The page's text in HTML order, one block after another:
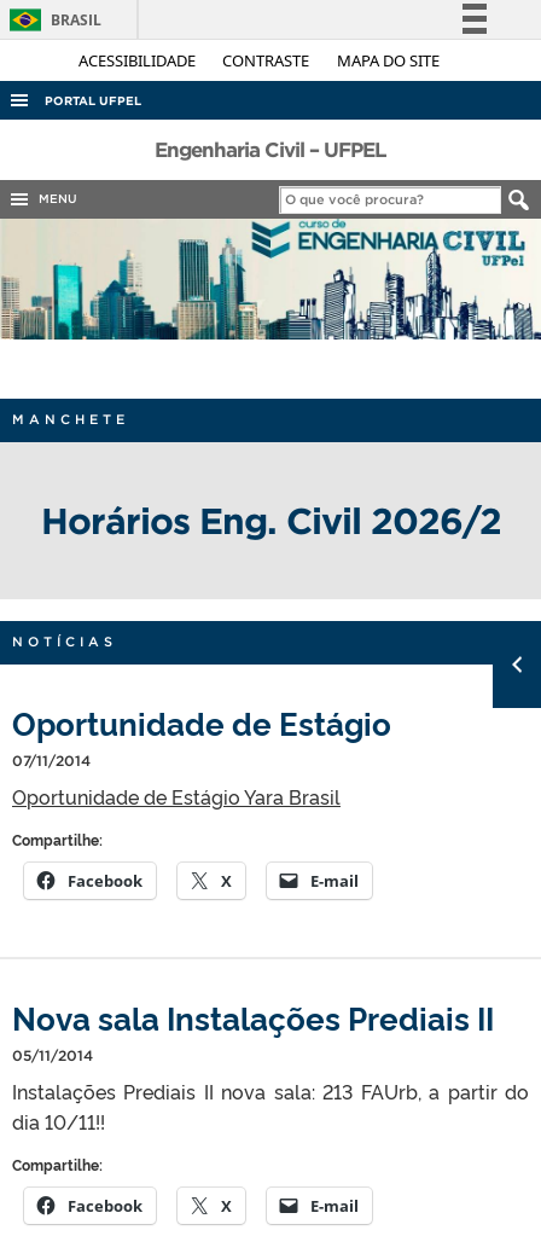
ACESSIBILIDADE CONTRASTE MAPA DO SITE
BRASIL
Simplifique!
Legislação
Canais
PORTAL UFPEL
ACESSO À INFORMAÇÃO
AUDITORIA
CONCURSOS
EDITAIS
Engenharia Civil – UFPEL
MENU
MANCHETE
Horários Eng. Civil 2026/2
NOTÍCIAS
Oportunidade de Estágio
07/11/2014
Oportunidade de Estágio Yara Brasil
Compartilhe:
Facebook X E-mail
Nova sala Instalações Prediais II
05/11/2014
Instalações Prediais II nova sala: 213 FAUrb, a partir do
dia 10/11!!
Compartilhe:
Facebook X E-mail